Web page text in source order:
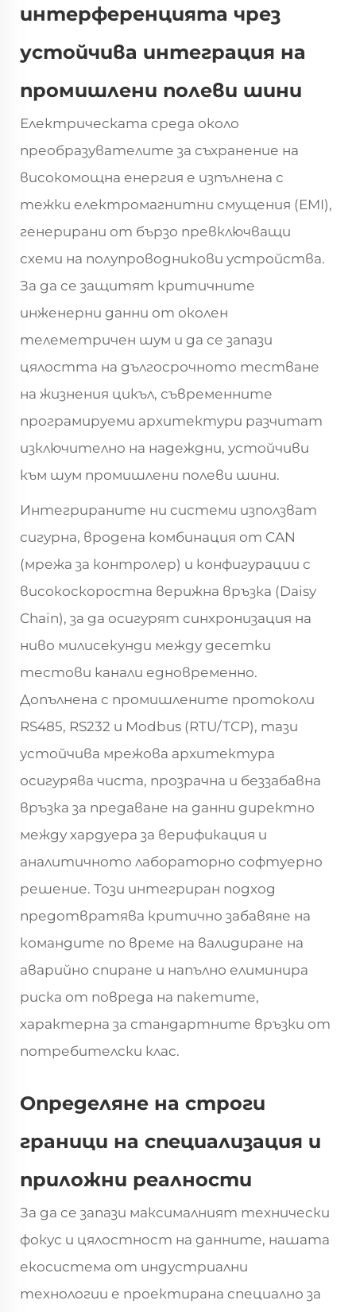
интерференцията чрез
устойчива интеграция на
промишлени полеви шини
Електрическата среда около
преобразувателите за съхранение на
високомощна енергия е изпълнена с
тежки електромагнитни смущения (EMI),
генерирани от бързо превключващи
схеми на полупроводникови устройства.
За да се защитят критичните
инженерни данни от околен
телеметричен шум и да се запази
цялостта на дългосрочното тестване
на жизнения цикъл, съвременните
програмируеми архитектури разчитат
изключително на надеждни, устойчиви
към шум промишлени полеви шини.
Интегрираните ни системи използват
сигурна, вродена комбинация от CAN
(мрежа за контролер) и конфигурации с
високоскоростна верижна връзка (Daisy
Chain), за да осигурят синхронизация на
ниво милисекунди между десетки
тестови канали едновременно.
Допълнена с промишлените протоколи
RS485, RS232 и Modbus (RTU/TCP), тази
устойчива мрежова архитектура
осигурява чиста, прозрачна и беззабавна
връзка за предаване на данни директно
между хардуера за верификация и
аналитичното лабораторно софтуерно
решение. Този интегриран подход
предотвратява критично забавяне на
командите по време на валидиране на
аварийно спиране и напълно елиминира
риска от повреда на пакетите,
характерна за стандартните връзки от
потребителски клас.
Определяне на строги
граници на специализация и
приложни реалности
За да се запази максималният технически
фокус и цялостност на данните, нашата
екосистема от индустриални
технологии е проектирана специално за